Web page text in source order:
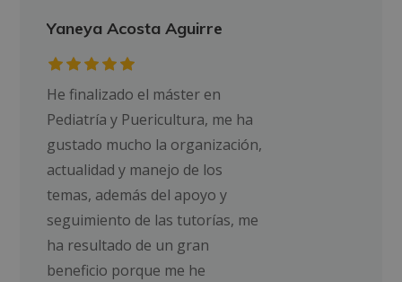
Yaneya Acosta Aguirre
He finalizado el máster en
Pediatría y Puericultura, me ha
gustado mucho la organización,
actualidad y manejo de los
temas, además del apoyo y
seguimiento de las tutorías, me
ha resultado de un gran
beneficio porque me he